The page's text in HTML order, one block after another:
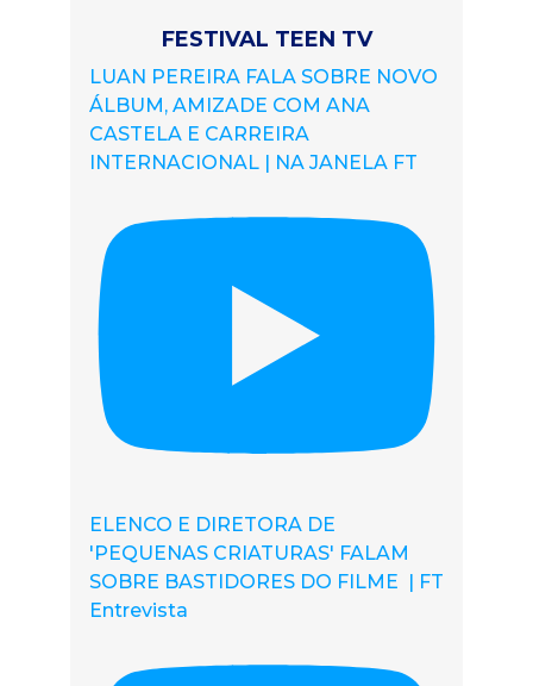
FESTIVAL TEEN TV
LUAN PEREIRA FALA SOBRE NOVO
ÁLBUM, AMIZADE COM ANA
CASTELA E CARREIRA
INTERNACIONAL | NA JANELA FT
ELENCO E DIRETORA DE
'PEQUENAS CRIATURAS' FALAM
SOBRE BASTIDORES DO FILME | FT
Entrevista